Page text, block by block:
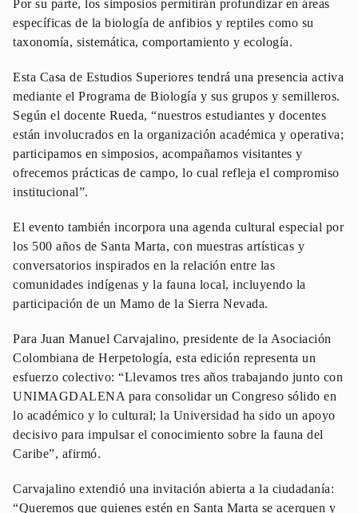
Por su parte, los simposios permitirán profundizar en áreas
específicas de la biología de anfibios y reptiles como su
taxonomía, sistemática, comportamiento y ecología.
Esta Casa de Estudios Superiores tendrá una presencia activa
mediante el Programa de Biología y sus grupos y semilleros.
Según el docente Rueda, “nuestros estudiantes y docentes
están involucrados en la organización académica y operativa;
participamos en simposios, acompañamos visitantes y
ofrecemos prácticas de campo, lo cual refleja el compromiso
institucional”.
El evento también incorpora una agenda cultural especial por
los 500 años de Santa Marta, con muestras artísticas y
conversatorios inspirados en la relación entre las
comunidades indígenas y la fauna local, incluyendo la
participación de un Mamo de la Sierra Nevada.
Para Juan Manuel Carvajalino, presidente de la Asociación
Colombiana de Herpetología, esta edición representa un
esfuerzo colectivo: “Llevamos tres años trabajando junto con
UNIMAGDALENA para consolidar un Congreso sólido en
lo académico y lo cultural; la Universidad ha sido un apoyo
decisivo para impulsar el conocimiento sobre la fauna del
Caribe”, afirmó.
Carvajalino extendió una invitación abierta a la ciudadanía:
“Queremos que quienes estén en Santa Marta se acerquen y